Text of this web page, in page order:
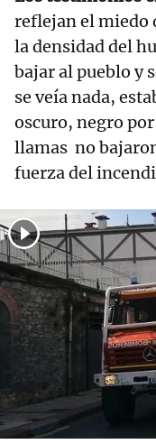
reflejan el miedo
la densidad del
bajar al pueblo y
se veía nada,
oscuro, negro
llamas no
fuerza del